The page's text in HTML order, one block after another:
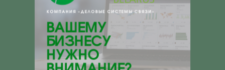
• Произведен по запатентованной
формуле, не содержащей фосфатов,
боратов, силикатов, нитритов
• Соответствует стандартам ASTM D-
3306, ASTM D-4985 и ASTM D-6210